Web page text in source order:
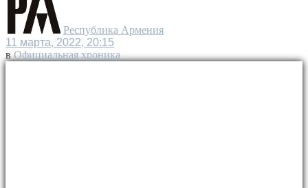
Республика Армения
11 марта, 2022, 20:15
в Официальная хроника